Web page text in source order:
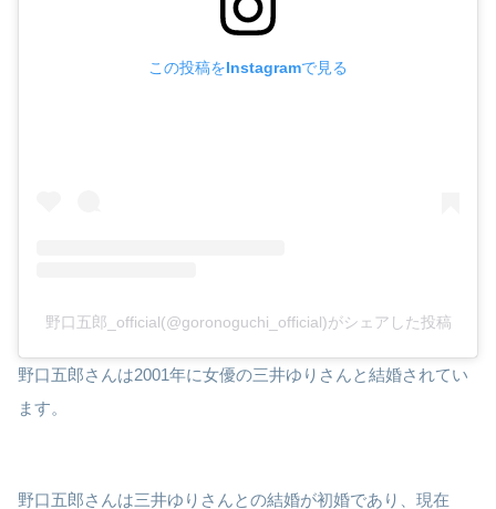
この投稿をInstagramで見る
野口五郎_official(@goronoguchi_official)がシェアした投稿
野口五郎さんは2001年に女優の三井ゆりさんと結婚されてい
ます。
野口五郎さんは三井ゆりさんとの結婚が初婚であり、現在